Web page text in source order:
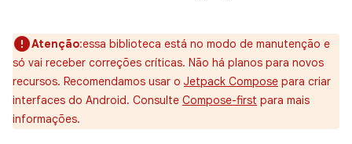
Atenção:essa biblioteca está no modo de manutenção e
só vai receber correções críticas. Não há planos para novos
recursos. Recomendamos usar o Jetpack Compose para criar
interfaces do Android. Consulte Compose-first para mais
informações.